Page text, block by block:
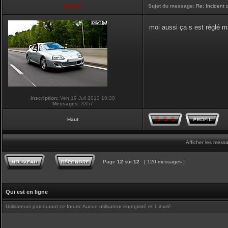
touti-17 Sujet du message: Re: Incident
Inscription: Ven 19 Juil 2013 10:30
Messages: 3357
moi aussi ça s est réglé
Haut
Afficher les
Page 12 sur 12 [ 120 messages ]
Qui est en ligne
Utilisateurs parcourant ce forum: Aucun utilisateur enregistré et 1 invité